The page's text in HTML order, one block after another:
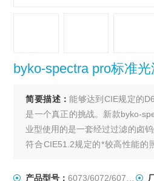
byko-spectra pro标准
简要描述：能够达到CIE规定的
是一个真正的挑战。新款byko-
业型使用的是一套经过过滤的卤
符合CIE51.2规定的*较高性能的
产品型号：6073/6072/6075/6074